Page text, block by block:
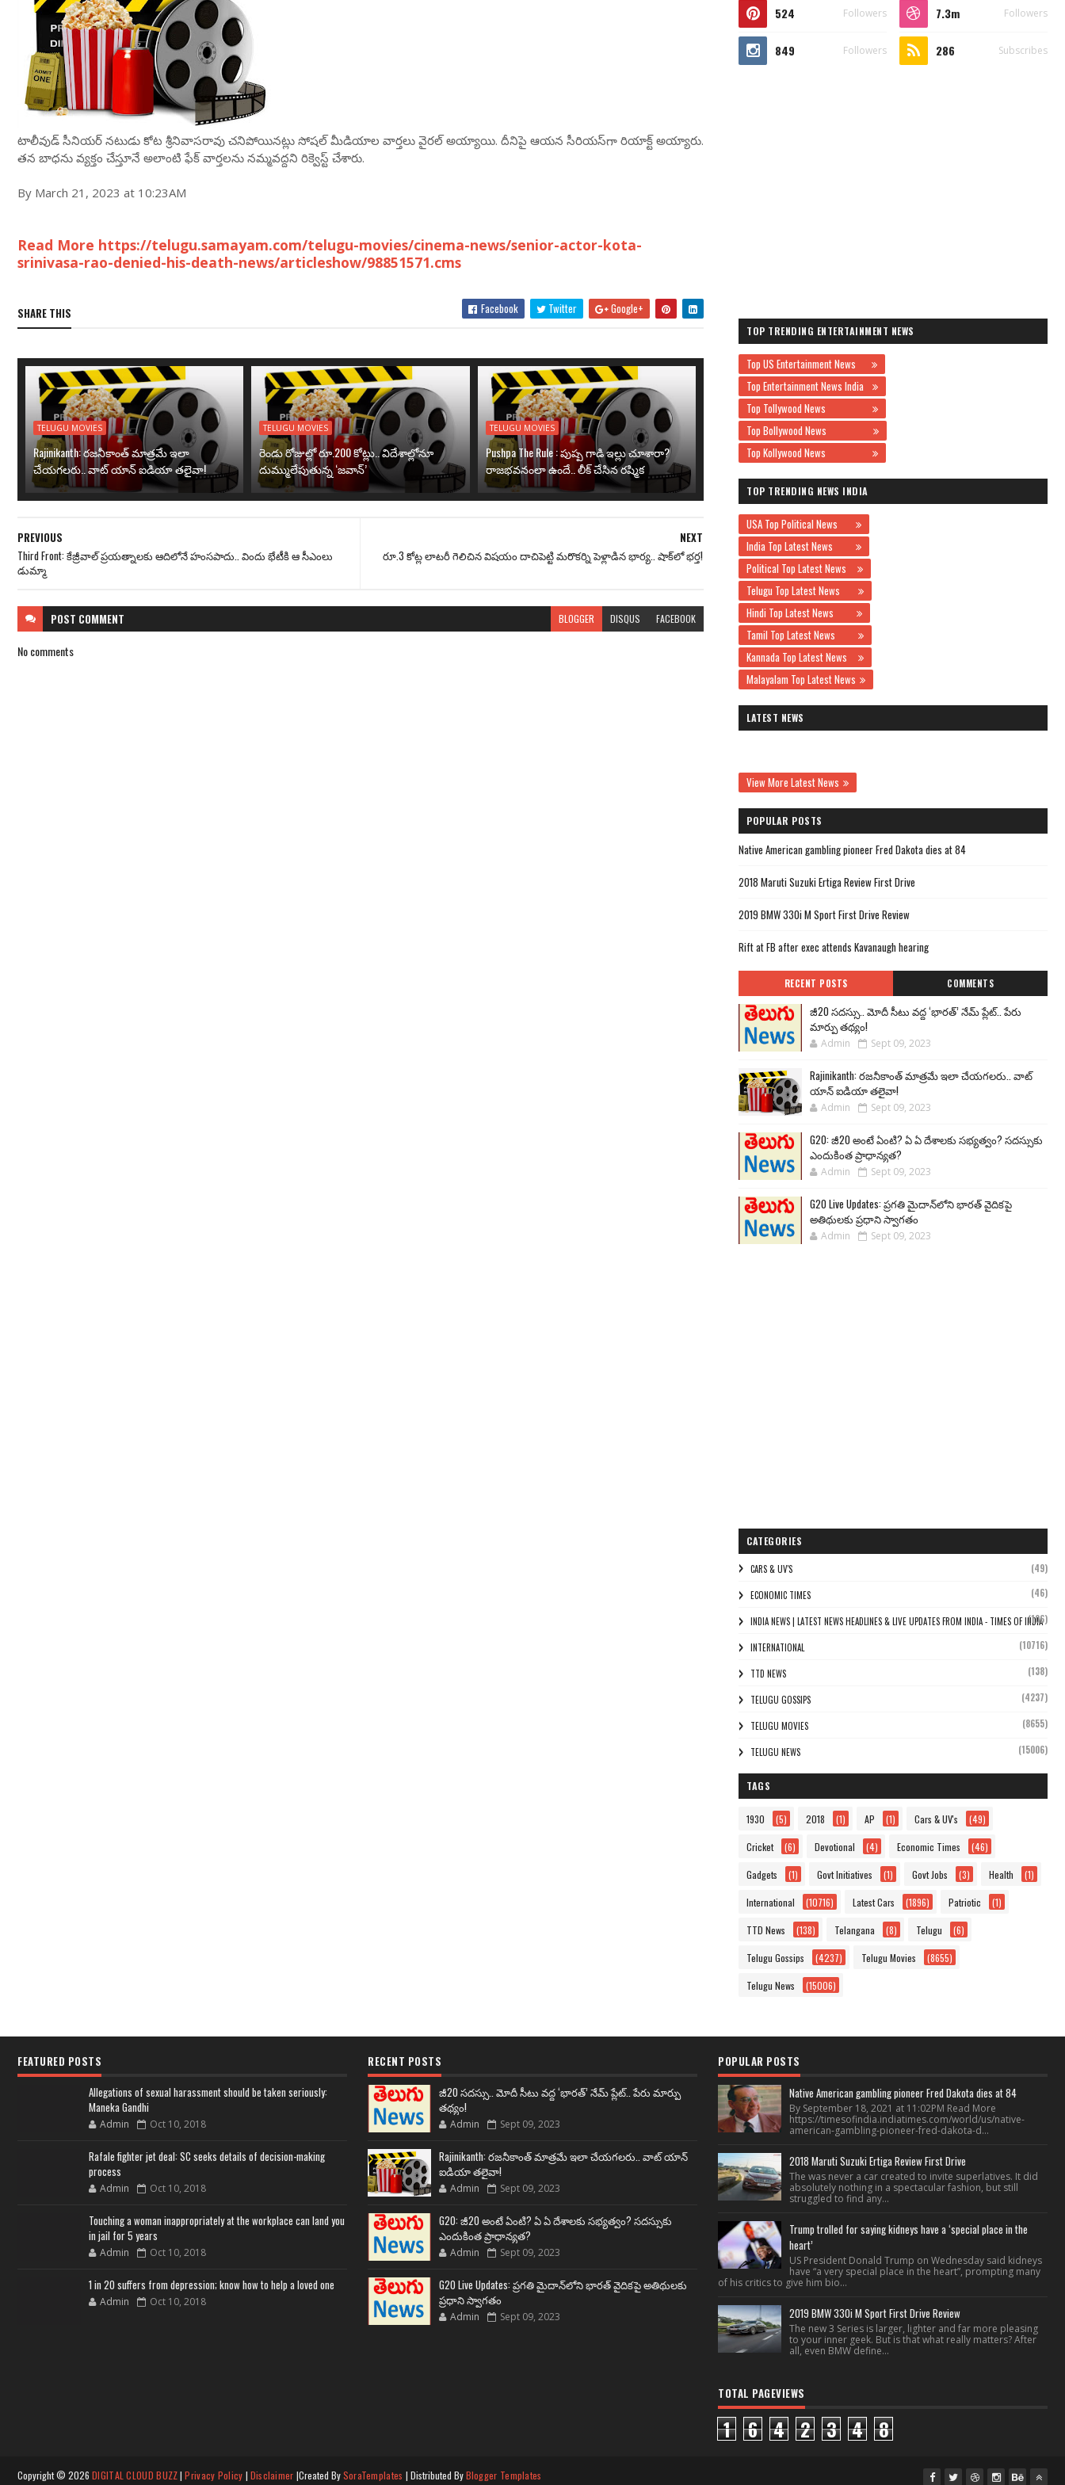
టాలీవుడ్ సీనియ‌ర్ న‌టుడు కోట శ్రీనివాస‌రావు చ‌నిపోయిన‌ట్లు సోష‌ల్ మీడియాల వార్త‌లు వైర‌ల్ అయ్యాయి. దీనిపై ఆయ‌న సీరియ‌స్‌గా రియాక్ట్ అయ్యారు.
త‌న బాధ‌ను వ్య‌క్తం చేస్తూనే అలాంటి ఫేక్ వార్త‌ల‌ను న‌మ్మ‌వ‌ద్ద‌ని రిక్వెస్ట్ చేశారు.
By March 21, 2023 at 10:23AM
Read More https://telugu.samayam.com/telugu-movies/cinema-news/senior-actor-kota-
srinivasa-rao-denied-his-death-news/articleshow/98851571.cms
SHARE THIS Facebook Twitter Google+
TELUGU MOVIES
Rajinikanth: రజనీకాంత్ మాత్రమే ఇలా
చేయగలరు.. వాట్ యాన్ ఐడియా తలైవా!
TELUGU MOVIES
రెండు రోజుల్లో రూ.200 కోట్లు.. విదేశాల్లోనూ
దుమ్ములేపుతున్న ‘జవాన్’
TELUGU MOVIES
Pushpa The Rule : పుష్ప గాడి ఇల్లు చూశారా?
రాజభవనంలా ఉందే.. లీక్ చేసిన రష్మిక
NEXT
రూ.3 కోట్ల లాటరీ గెలిచిన విషయం దాచిపెట్టి మరొకర్ని పెళ్లాడిన భార్య.. షాక్‌లో భర్త!
PREVIOUS
Third Front: కేజ్రీవాల్ ప్రయత్నాలకు ఆదిలోనే హంసపాదు.. విందు భేటీకి ఆ సీఎంలు
డుమ్మా
POST COMMENT BLOGGER DISQUS FACEBOOK
No comments
524 Followers 7.3m Followers
849 Followers 286 Subscribes
TOP TRENDING ENTERTAINMENT NEWS
Top US Entertainment News
Top Entertainment News India
Top Tollywood News
Top Bollywood News
Top Kollywood News
TOP TRENDING NEWS INDIA
USA Top Political News
India Top Latest News
Political Top Latest News
Telugu Top Latest News
Hindi Top Latest News
Tamil Top Latest News
Kannada Top Latest News
Malayalam Top Latest News
LATEST NEWS
View More Latest News
POPULAR POSTS
Native American gambling pioneer Fred Dakota dies at 84
2018 Maruti Suzuki Ertiga Review First Drive
2019 BMW 330i M Sport First Drive Review
Rift at FB after exec attends Kavanaugh hearing
RECENT POSTS COMMENTS
జీ20 సదస్సు.. మోదీ సీటు వద్ద ‘భారత్’ నేమ్ ప్లేట్‌.. పేరు
మార్పు తథ్యం!
Admin Sept 09, 2023
Rajinikanth: రజనీకాంత్ మాత్రమే ఇలా చేయగలరు.. వాట్
యాన్ ఐడియా తలైవా!
Admin Sept 09, 2023
G20: జీ20 అంటే ఏంటి? ఏ ఏ దేశాలకు సభ్యత్వం? సదస్సుకు
ఎందుకింత ప్రాధాన్యత?
Admin Sept 09, 2023
G20 Live Updates: ప్రగతి మైదాన్‌లోని భారత్ వైదికపై
అతిథులకు ప్రధాని స్వాగతం
Admin Sept 09, 2023
CATEGORIES
CARS & UV'S (49)
ECONOMIC TIMES (46)
INDIA NEWS | LATEST NEWS HEADLINES & LIVE UPDATES FROM INDIA - TIMES OF INDIA
(106)
INTERNATIONAL (10716)
TTD NEWS (138)
TELUGU GOSSIPS (4237)
TELUGU MOVIES (8655)
TELUGU NEWS (15006)
TAGS
1930 (5) 2018 (1) AP (1) Cars & UV's (49)
Cricket (6) Devotional (4) Economic Times (46)
Gadgets (1) Govt Initiatives (1) Govt Jobs (3) Health (1)
International (10716) Latest Cars (1896) Patriotic (1)
TTD News (138) Telangana (8) Telugu (6)
Telugu Gossips (4237) Telugu Movies (8655)
Telugu News (15006)
FEATURED POSTS
Allegations of sexual harassment should be taken seriously:
Maneka Gandhi
Admin Oct 10, 2018
Rafale fighter jet deal: SC seeks details of decision-making
process
Admin Oct 10, 2018
Touching a woman inappropriately at the workplace can land you
in jail for 5 years
Admin Oct 10, 2018
1 in 20 suffers from depression; know how to help a loved one
Admin Oct 10, 2018
RECENT POSTS
జీ20 సదస్సు.. మోదీ సీటు వద్ద ‘భారత్’ నేమ్ ప్లేట్‌.. పేరు మార్పు
తథ్యం!
Admin Sept 09, 2023
Rajinikanth: రజనీకాంత్ మాత్రమే ఇలా చేయగలరు.. వాట్ యాన్
ఐడియా తలైవా!
Admin Sept 09, 2023
G20: జీ20 అంటే ఏంటి? ఏ ఏ దేశాలకు సభ్యత్వం? సదస్సుకు
ఎందుకింత ప్రాధాన్యత?
Admin Sept 09, 2023
G20 Live Updates: ప్రగతి మైదాన్‌లోని భారత్ వైదికపై అతిథులకు
ప్రధాని స్వాగతం
Admin Sept 09, 2023
POPULAR POSTS
Native American gambling pioneer Fred Dakota dies at 84
By September 18, 2021 at 11:02PM Read More
https://timesofindia.indiatimes.com/world/us/native-
american-gambling-pioneer-fred-dakota-d...
2018 Maruti Suzuki Ertiga Review First Drive
The was never a car created to invite superlatives. It did
absolutely nothing in a spectacular fashion, but still
struggled to find any...
Trump trolled for saying kidneys have a ‘special place in the
heart’
US President Donald Trump on Wednesday said kidneys
have “a very special place in the heart”, prompting many
of his critics to give him bio...
2019 BMW 330i M Sport First Drive Review
The new 3 Series is larger, lighter and far more pleasing
to your inner geek. But is that what really matters? After
all, even BMW define...
TOTAL PAGEVIEWS
1 6 4 2 3 4 8
Copyright © 2026 DIGITAL CLOUD BUZZ|Privacy Policy | Disclaimer |Created BySoraTemplates | Distributed ByBlogger Templates